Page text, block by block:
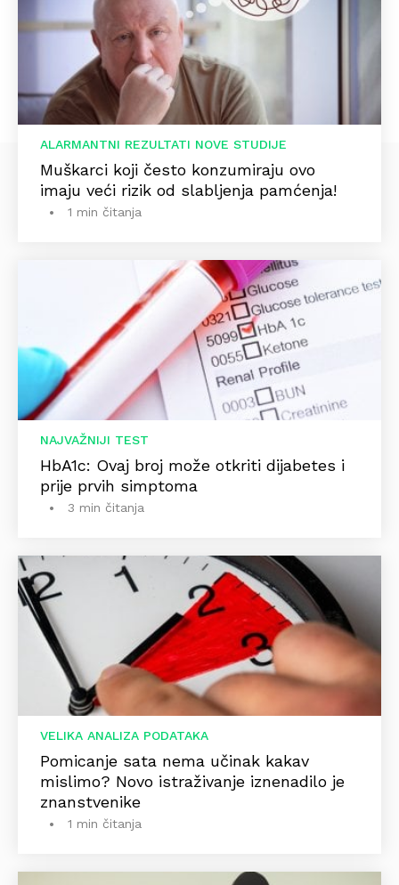
ALARMANTNI REZULTATI NOVE STUDIJE
Muškarci koji često konzumiraju ovo
imaju veći rizik od slabljenja pamćenja!
1 min čitanja
NAJVAŽNIJI TEST
HbA1c: Ovaj broj može otkriti dijabetes i
prije prvih simptoma
3 min čitanja
VELIKA ANALIZA PODATAKA
Pomicanje sata nema učinak kakav
mislimo? Novo istraživanje iznenadilo je
znanstvenike
1 min čitanja